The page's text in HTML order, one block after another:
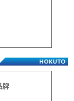
牌